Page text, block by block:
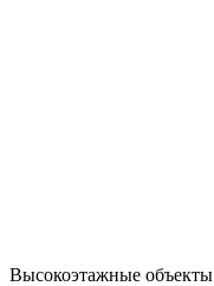
Высокоэтажные объекты